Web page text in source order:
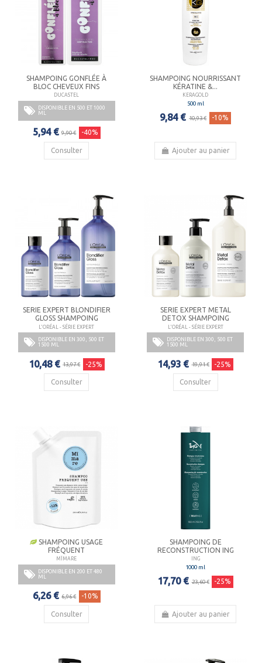
SHAMPOING GONFLÉE À
BLOC CHEVEUX FINS
DUCASTEL
DISPONIBLE EN 500 ET 1000
ML
5,94 € 9,90 € -40%
Consulter
SHAMPOING NOURRISSANT
KÉRATINE &...
KERAGOLD
500 ml
9,84 € 10,93 € -10%
Ajouter au panier
SERIE EXPERT BLONDIFIER
GLOSS SHAMPOING
L'ORÉAL - SÉRIE EXPERT
DISPONIBLE EN 300, 500 ET
1500 ML
10,48 € 13,97 € -25%
Consulter
SERIE EXPERT METAL
DETOX SHAMPOING
L'ORÉAL - SÉRIE EXPERT
DISPONIBLE EN 300, 500 ET
1500 ML
14,93 € 19,91 € -25%
Consulter
SHAMPOING USAGE
FRÉQUENT
MÏMARE
DISPONIBLE EN 200 ET 480
ML
6,26 € 6,96 € -10%
Consulter
SHAMPOING DE
RECONSTRUCTION ING
ING
1000 ml
17,70 € 23,60 € -25%
Ajouter au panier